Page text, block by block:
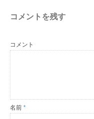
コメントを残す
コメント
名前 *